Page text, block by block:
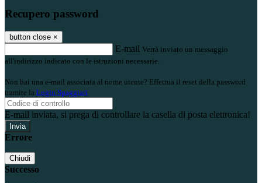
Recupero password
button close ×
E-mail Verrà inviato un messaggio
all'indirizzo indicato con le istruzioni necessarie.
Non hai una e-mail associata al nome utente? Effettua il reset della password
tramite la Login Spaggiari
E-mail inviata, si prega di controllare la casella di posta elettronica!
Errore
Chiudi
Successo